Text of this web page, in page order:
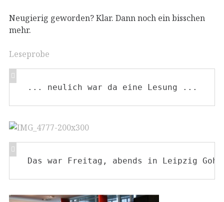
Neugierig geworden? Klar. Dann noch ein bisschen
mehr.
Leseprobe
... neulich war da eine Lesung ...
Das war Freitag, abends in Leipzig